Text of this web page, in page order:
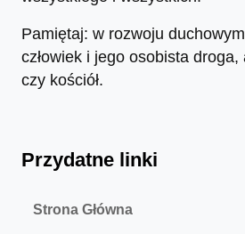
Pamiętaj: w rozwoju
człowiek i jego osobista
czy kościół.
Przydatne linki
Strona Główna